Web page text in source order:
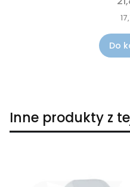
Do
Inne produkty z